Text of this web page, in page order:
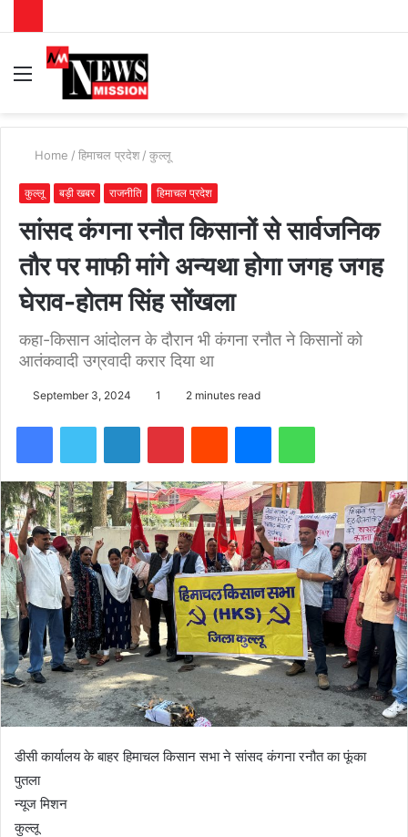
Menu
Home / हिमाचल प्रदेश / कुल्लू
कुल्लू बड़ी खबर राजनीति हिमाचल प्रदेश
सांसद कंगना रनौत किसानों से सार्वजनिक
तौर पर माफी मांगे अन्यथा होगा जगह जगह
घेराव-होतम सिंह सोंखला
कहा-किसान आंदोलन के दौरान भी कंगना रनौत ने किसानों को
आतंकवादी उग्रवादी करार दिया था
September 3, 2024 1 2 minutes read
डीसी कार्यालय के बाहर हिमाचल किसान सभा ने सांसद कंगना रनौत का फूंका
पुतला
न्यूज मिशन
कुल्लू